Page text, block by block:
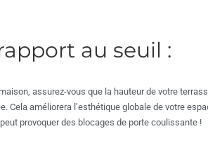
au seuil :
assurez-vous que la hauteur de votre
Cela améliorera l’esthétique globale de votre
provoquer des blocages de porte coulissante !